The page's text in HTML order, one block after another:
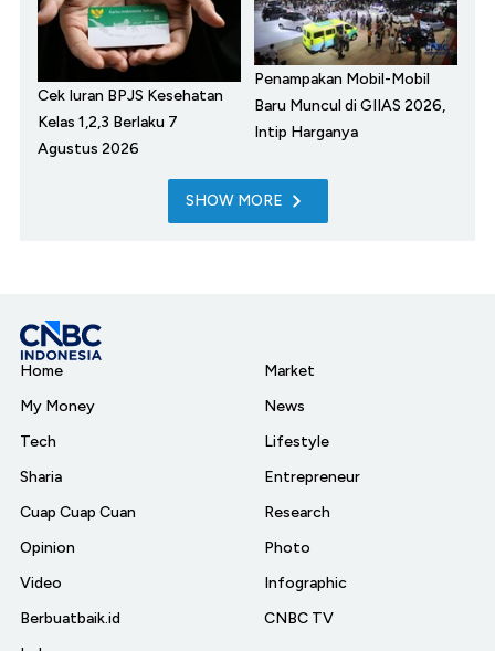
Cek Iuran BPJS Kesehatan
Kelas 1,2,3 Berlaku 7
Agustus 2026
Penampakan Mobil-Mobil
Baru Muncul di GIIAS 2026,
Intip Harganya
SHOW MORE
Home
My Money
Tech
Sharia
Cuap Cuap Cuan
Opinion
Video
Berbuatbaik.id
Market
News
Lifestyle
Entrepreneur
Research
Photo
Infographic
CNBC TV